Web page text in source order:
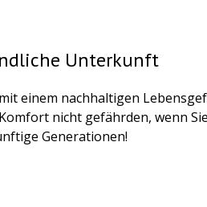
Unterkunft
einem nachhaltigen
nicht gefährden, wenn
Generationen!